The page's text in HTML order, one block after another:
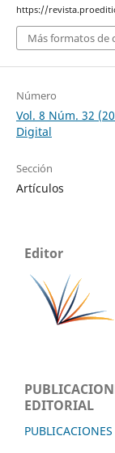
https://
Más formatos de
Número
Vol. 8 Núm. 32
Digital
Sección
Artículos
Editor
EDITORIAL